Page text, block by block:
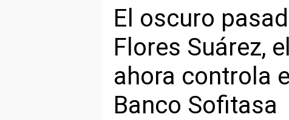
El oscuro
Flores Suárez,
ahora controla
Banco Sofitasa